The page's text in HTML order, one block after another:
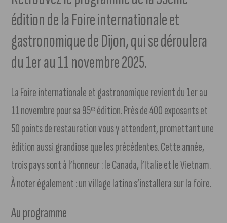
édition de la Foire internationale et
gastronomique de Dijon, qui se déroulera
du 1er au 11 novembre 2025.
La Foire internationale et gastronomique revient du 1er au
11 novembre pour sa 95ᵉ édition. Près de 400 exposants et
50 points de restauration vous y attendent, promettant une
édition aussi grandiose que les précédentes. Cette année,
trois pays sont à l’honneur : le Canada, l’Italie et le Vietnam.
À noter également : un village latino s’installera sur la foire.
Au programme